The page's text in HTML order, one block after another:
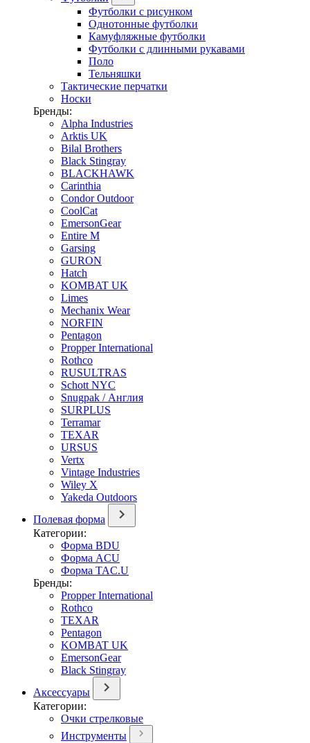
Футболки с рисунком
Однотонные футболки
Камуфляжные футболки
Футболки с длинными рукавами
Поло
Тельняшки
Тактические перчатки
Носки
Бренды:
Alpha Industries
Arktis UK
Bilal Brothers
Black Stingray
BLACKHAWK
Carinthia
Condor Outdoor
CoolCat
EmersonGear
Entire M
Garsing
GURON
Hatch
KOMBAT UK
Limes
Mechanix Wear
NORFIN
Pentagon
Propper International
Rothco
RUSULTRAS
Schott NYC
Snugpak / Англия
SURPLUS
Terramar
TEXAR
URSUS
Vertx
Vintage Industries
Wiley X
Yakeda Outdoors
Полевая форма
Категории:
Форма BDU
Форма ACU
Форма TAC.U
Бренды:
Propper International
Rothco
TEXAR
Pentagon
KOMBAT UK
EmersonGear
Black Stingray
Аксессуары
Категории:
Очки стрелковые
Инструменты